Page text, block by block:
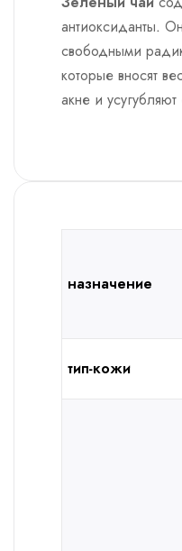
антиоксиданты.
свободными
которые вносят
акне и
назначение
тип-кожи